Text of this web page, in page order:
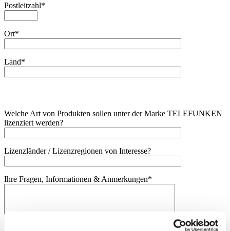
Postleitzahl*
Ort*
Land*
Welche Art von Produkten sollen unter der Marke TELEFUNKEN
lizenziert werden?
Lizenzländer / Lizenzregionen von Interesse?
Ihre Fragen, Informationen & Anmerkungen*